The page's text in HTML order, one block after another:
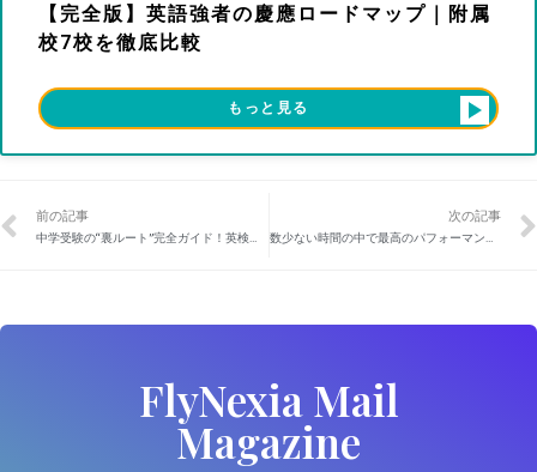
【完全版】英語強者の慶應ロードマップ｜附属
校7校を徹底比較
もっと見る
前の記事
中学受験の“裏ルート”完全ガイド！英検を活用した女子校の入試戦略
次の記事
数少ない時間の中で最高のパフォーマンスを見せてくれた10月！
FlyNexia Mail
Magazine